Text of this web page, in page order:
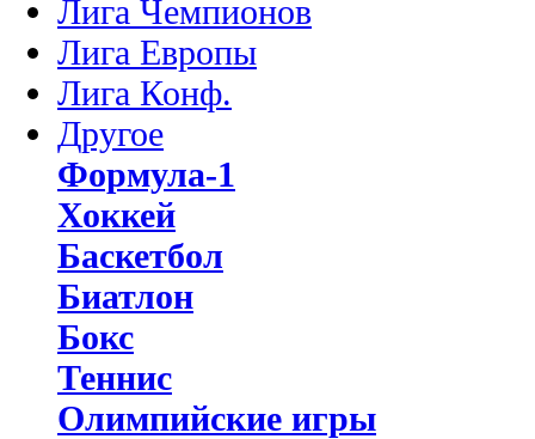
Лига Чемпионов
Лига Европы
Лига Конф.
Другое
Формула-1
Хоккей
Баскетбол
Биатлон
Бокс
Теннис
Олимпийские игры